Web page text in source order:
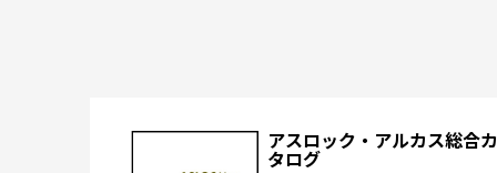
アスロック・アルカス総合カ
タログ